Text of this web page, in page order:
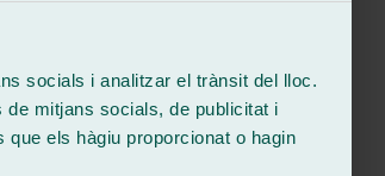
socials i analitzar el trànsit del lloc.
mitjans socials, de publicitat i
els hàgiu proporcionat o hagin